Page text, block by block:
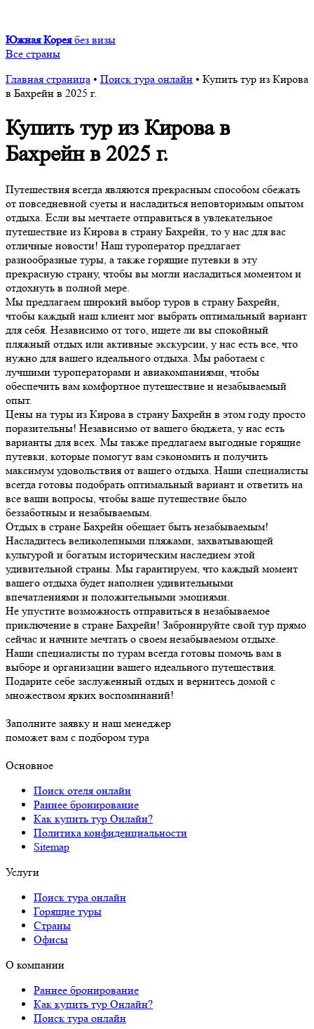
Южная Корея без визы
Все страны
Главная страница • Поиск тура онлайн • Купить тур из Кирова
в Бахрейн в 2025 г.
Купить тур из Кирова в
Бахрейн в 2025 г.
Путешествия всегда являются прекрасным способом сбежать
от повседневной суеты и насладиться неповторимым опытом
отдыха. Если вы мечтаете отправиться в увлекательное
путешествие из Кирова в страну Бахрейн, то у нас для вас
отличные новости! Наш туроператор предлагает
разнообразные туры, а также горящие путевки в эту
прекрасную страну, чтобы вы могли насладиться моментом и
отдохнуть в полной мере.
Мы предлагаем широкий выбор туров в страну Бахрейн,
чтобы каждый наш клиент мог выбрать оптимальный вариант
для себя. Независимо от того, ищете ли вы спокойный
пляжный отдых или активные экскурсии, у нас есть все, что
нужно для вашего идеального отдыха. Мы работаем с
лучшими туроператорами и авиакомпаниями, чтобы
обеспечить вам комфортное путешествие и незабываемый
опыт.
Цены на туры из Кирова в страну Бахрейн в этом году просто
поразительны! Независимо от вашего бюджета, у нас есть
варианты для всех. Мы также предлагаем выгодные горящие
путевки, которые помогут вам сэкономить и получить
максимум удовольствия от вашего отдыха. Наши специалисты
всегда готовы подобрать оптимальный вариант и ответить на
все ваши вопросы, чтобы ваше путешествие было
беззаботным и незабываемым.
Отдых в стране Бахрейн обещает быть незабываемым!
Насладитесь великолепными пляжами, захватывающей
культурой и богатым историческим наследием этой
удивительной страны. Мы гарантируем, что каждый момент
вашего отдыха будет наполнен удивительными
впечатлениями и положительными эмоциями.
Не упустите возможность отправиться в незабываемое
приключение в стране Бахрейн! Забронируйте свой тур прямо
сейчас и начните мечтать о своем незабываемом отдыхе.
Наши специалисты по турам всегда готовы помочь вам в
выборе и организации вашего идеального путешествия.
Подарите себе заслуженный отдых и вернитесь домой с
множеством ярких воспоминаний!
Заполните заявку и наш менеджер
поможет вам с подбором тура
Основное
Поиск отеля онлайн
Раннее бронирование
Как купить тур Онлайн?
Политика конфиденциальности
Sitemap
Услуги
Поиск тура онлайн
Горящие туры
Страны
Офисы
О компании
Раннее бронирование
Как купить тур Онлайн?
Поиск тура онлайн